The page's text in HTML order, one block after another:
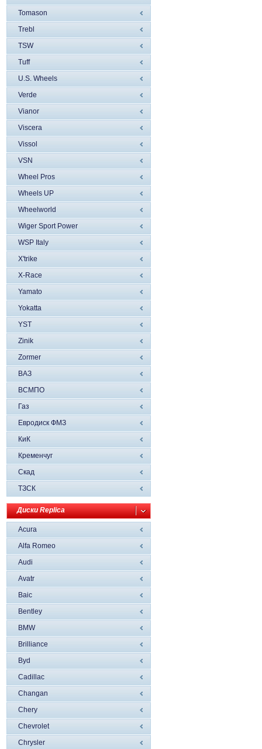
Tomason
Trebl
TSW
Tuff
U.S. Wheels
Verde
Vianor
Viscera
Vissol
VSN
Wheel Pros
Wheels UP
Wheelworld
Wiger Sport Power
WSP Italy
X'trike
X-Race
Yamato
Yokatta
YST
Zinik
Zormer
ВАЗ
ВСМПО
Газ
Евродиск ФМЗ
КиК
Кременчуг
Скад
ТЗСК
Диски Replica
Acura
Alfa Romeo
Audi
Avatr
Baic
Bentley
BMW
Brilliance
Byd
Cadillac
Changan
Chery
Chevrolet
Chrysler